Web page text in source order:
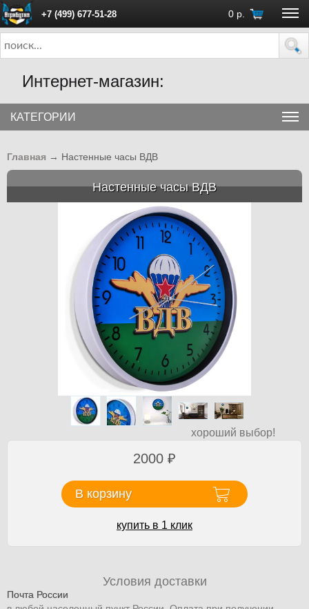
+7 (499) 677-51-28 0 р.
ПН - ПТ с 10:00 до 18:00 (Москва)
Интернет-магазин:
КАТЕГОРИИ
Главная → Настенные часы ВДВ
Настенные часы ВДВ
хороший выбор!
2000 ₽
В корзину
купить в 1 клик
Условия доставки
Почта России